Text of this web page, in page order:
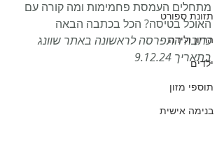
תזונת ספורט
הריון ולידה
ילדים
תוספי מזון
בנימה אישית
מתחלים העמסת פחמימות ומה קורה עם
האוכל בטיסה? הכל בכתבה הבאה
כתבה התפרסה לראשונה באתר שוונג
בתאריך 9.12.24